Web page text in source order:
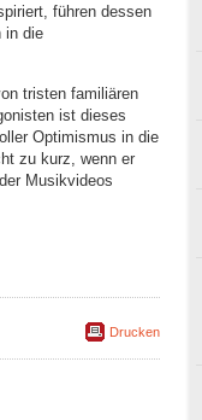
führen dessen
in die
tristen familiären
ist dieses
Optimismus in die
zu kurz, wenn er
Musikvideos
Drucken